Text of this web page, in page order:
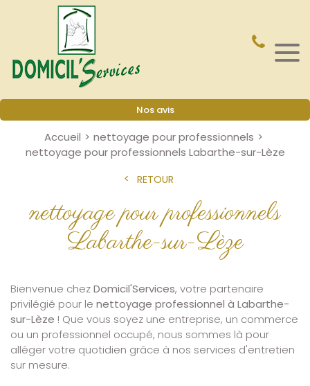
Nos avis
Accueil
nettoyage pour professionnels
nettoyage pour professionnels Labarthe-sur-Lèze
RETOUR
nettoyage pour professionnels
Labarthe-sur-Lèze
Bienvenue chezDomicil'Services, votre partenaire
privilégié pour le nettoyage professionnel à Labarthe-
sur-Lèze ! Que vous soyez une entreprise, un commerce
ou un professionnel occupé, nous sommes là pour
alléger votre quotidien grâce à nos services d'entretien
sur mesure.